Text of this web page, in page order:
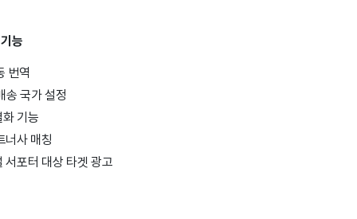
능
번역
송 국가 설정
기능
너사 매칭
서포터 대상 타겟 광고